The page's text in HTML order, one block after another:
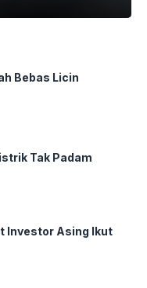
Bebas Licin
Tak Padam
Investor Asing Ikut